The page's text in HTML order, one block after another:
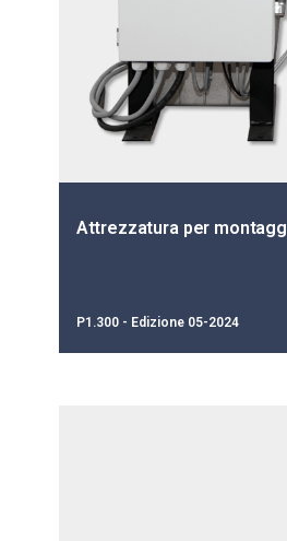
Attrezzatura per
P1.300 - Edizione 05-2024